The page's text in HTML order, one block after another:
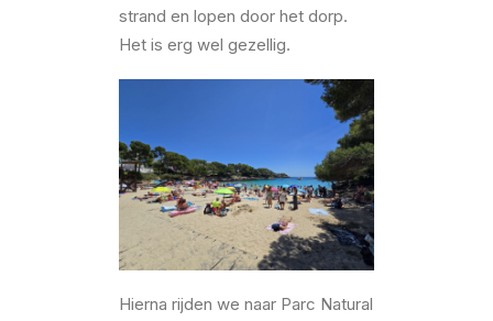
strand en lopen door het dorp.
Het is erg wel gezellig.
Hierna rijden we naar Parc Natural